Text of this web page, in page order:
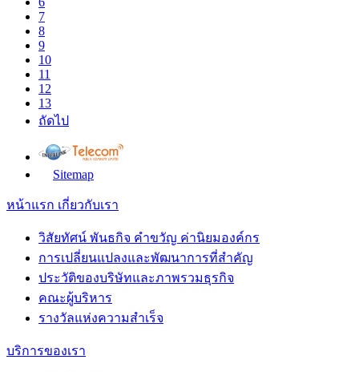
7
8
9
10
11
12
13
ถัดไป
Sitemap
หน้าแรก เกี่ยวกับเรา
วิสัยทัศน์ พันธกิจ คำขวัญ ค่านิยมองค์กร
การเปลี่ยนแปลงและพัฒนาการที่สำคัญ
ประวัติของบริษัทและภาพรวมธุรกิจ
คณะผู้บริหาร
รางวัลแห่งความสำเร็จ
บริการของเรา